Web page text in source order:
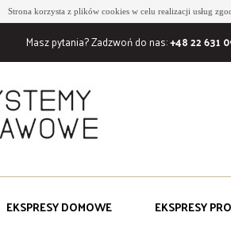
Strona korzysta z plików cookies w celu realizacji usług
Masz pytania? Zadzwoń do nas:+48 22 631
EKSPRESY DOMOWE EKSPRESY